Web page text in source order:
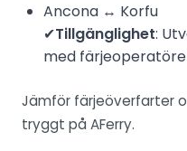
Ancona ↔ Korfu
✔Tillgänglighet:
med
Jämför färjeöverfarter
tryggt på AFerry.